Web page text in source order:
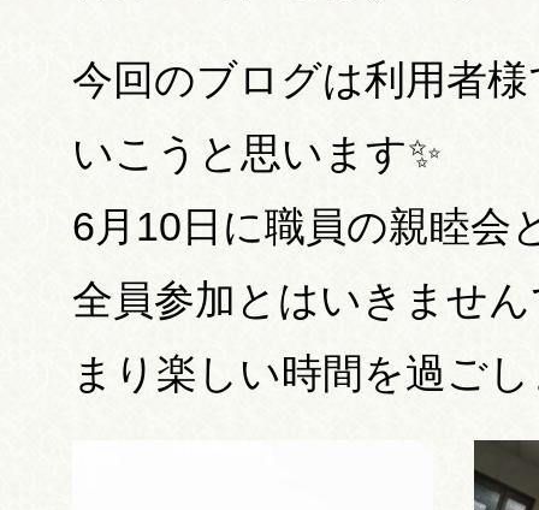
今回のブログは利用者
いこうと思います✨
6月10日に職員の親睦会
全員参加とはいきませ
まり楽しい時間を過ご